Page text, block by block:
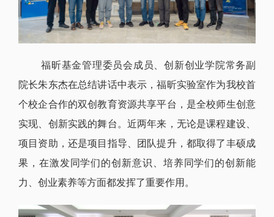
福昕基金管理委员会成员、创新创业学院常务副
院长朱东杰在总结讲话中表示，福昕实验室作为我校首
个校企合作的双创教育资源共享平台，是全校师生创意
实现、创新实践的舞台。近两年来，无论是课程建设、
项目资助，还是项目指导、团队提升，都取得了丰硕成
果，在激发同学们的创新意识、培养同学们的创新能
力、创业素养等方面都发挥了重要作用。